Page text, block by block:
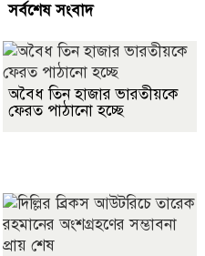
সর্বশেষ সংবাদ
অবৈধ তিন হাজার ভারতীয়কে
ফেরত পাঠানো হচ্ছে